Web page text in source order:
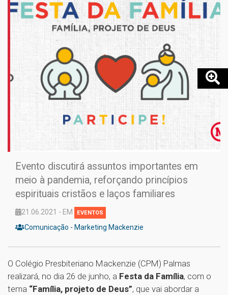
Evento discutirá assuntos importantes em
meio à pandemia, reforçando princípios
espirituais cristãos e laços familiares
21.06.2021 - EM EVENTOS
Comunicação - Marketing Mackenzie
O Colégio Presbiteriano Mackenzie (CPM) Palmas
realizará, no dia 26 de junho, a Festa da Família, com o
tema “Família, projeto de Deus”, que vai abordar a